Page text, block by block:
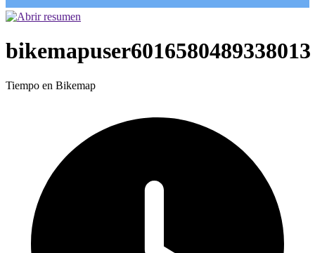
bikemapuser6016580489338013
Tiempo en Bikemap